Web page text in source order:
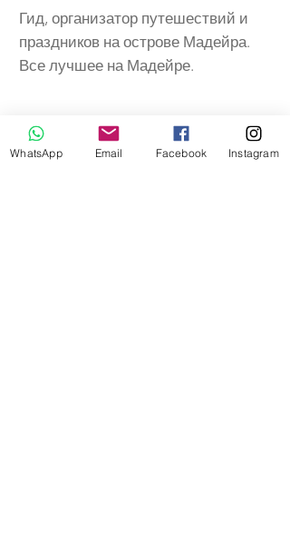
Гид, организатор путешествий и
праздников на острове Мадейра.
Все лучшее на Мадейре.
WhatsApp Email Facebook Instagram